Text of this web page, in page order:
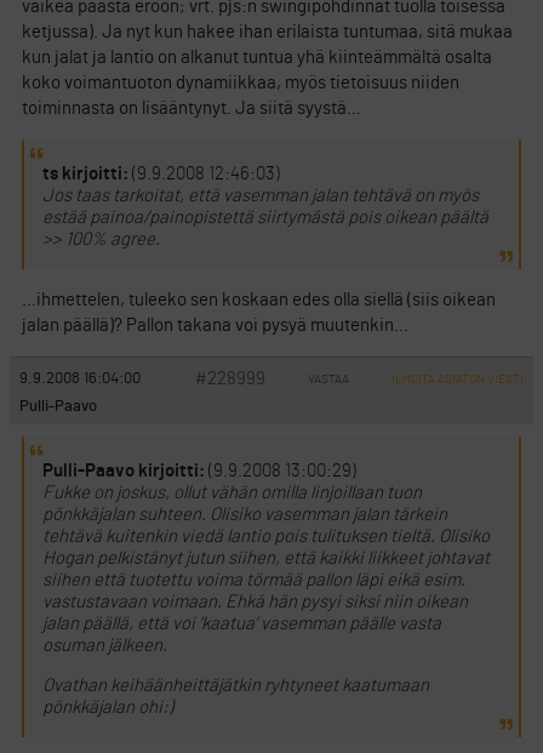
vaikea päästä eroon; vrt. pjs:n swingipohdinnat tuolla toisessa
ketjussa). Ja nyt kun hakee ihan erilaista tuntumaa, sitä mukaa
kun jalat ja lantio on alkanut tuntua yhä kiinteämmältä osalta
koko voimantuoton dynamiikkaa, myös tietoisuus niiden
toiminnasta on lisääntynyt. Ja siitä syystä…
ts kirjoitti: (9.9.2008 12:46:03)
Jos taas tarkoitat, että vasemman jalan tehtävä on myös
estää painoa/painopistettä siirtymästä pois oikean päältä
>> 100% agree.
…ihmettelen, tuleeko sen koskaan edes olla siellä (siis oikean
jalan päällä)? Pallon takana voi pysyä muutenkin…
9.9.2008 16:04:00 #228999 VASTAA ILMOITA ASIATON VIESTI
Pulli-Paavo
Pulli-Paavo kirjoitti: (9.9.2008 13:00:29)
Fukke on joskus, ollut vähän omilla linjoillaan tuon
pönkkäjalan suhteen. Olisiko vasemman jalan tärkein
tehtävä kuitenkin viedä lantio pois tulituksen tieltä. Olisiko
Hogan pelkistänyt jutun siihen, että kaikki liikkeet johtavat
siihen että tuotettu voima törmää pallon läpi eikä esim.
vastustavaan voimaan. Ehkä hän pysyi siksi niin oikean
jalan päällä, että voi ’kaatua’ vasemman päälle vasta
osuman jälkeen.
Ovathan keihäänheittäjätkin ryhtyneet kaatumaan
pönkkäjalan ohi:)